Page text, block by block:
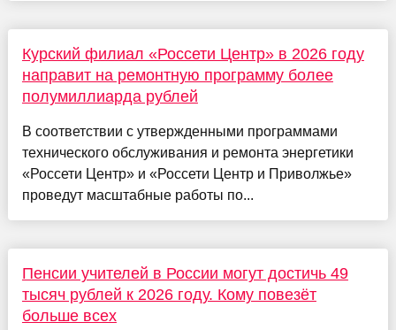
Курский филиал «Россети Центр» в 2026 году
направит на ремонтную программу более
полумиллиарда рублей
В соответствии с утвержденными программами
технического обслуживания и ремонта энергетики
«Россети Центр» и «Россети Центр и Приволжье»
проведут масштабные работы по...
Пенсии учителей в России могут достичь 49
тысяч рублей к 2026 году. Кому повезёт
больше всех